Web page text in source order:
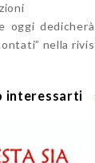
oggi
nella
interessarti